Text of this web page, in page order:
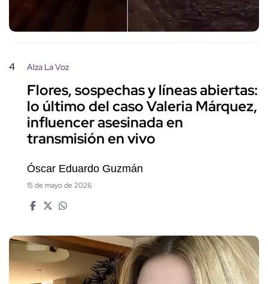
4 Alza La Voz
Flores, sospechas y líneas abiertas:
lo último del caso Valeria Márquez,
influencer asesinada en
transmisión en vivo
Óscar Eduardo Guzmán
15 de mayo de 2026